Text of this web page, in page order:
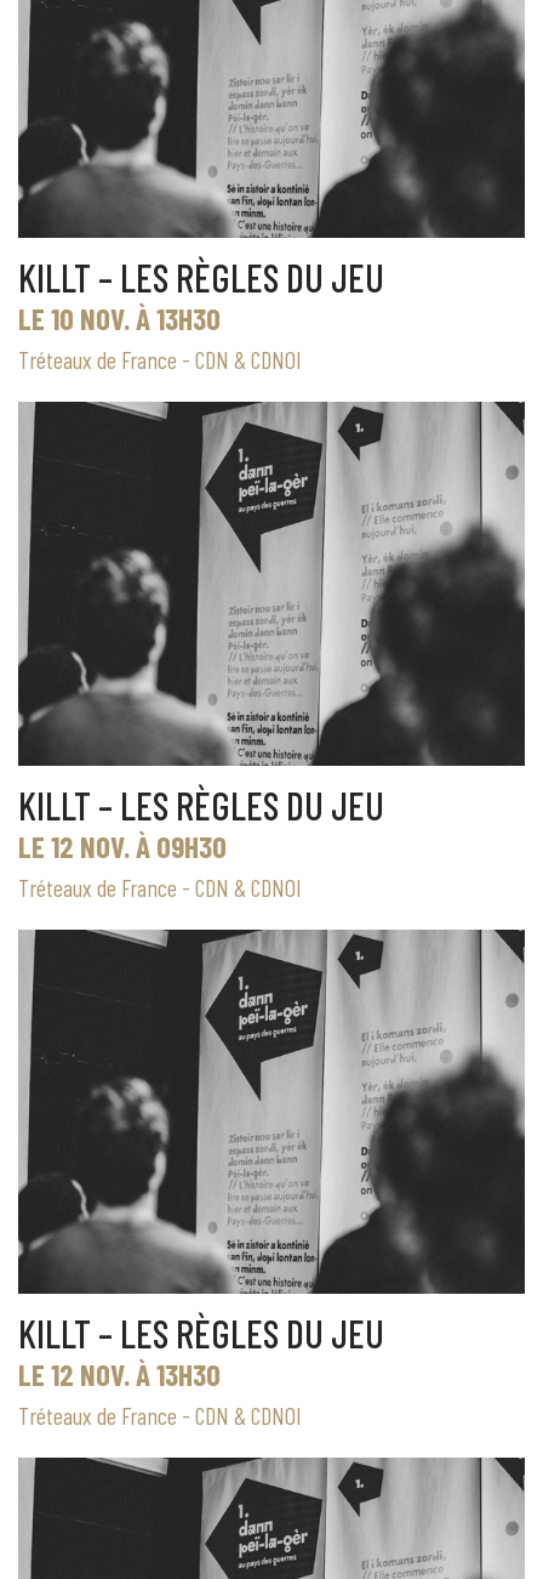
KILLT – LES RÈGLES DU JEU
LE 10 NOV. À 13H30
Tréteaux de France - CDN & CDNOI
KILLT – LES RÈGLES DU JEU
LE 12 NOV. À 09H30
Tréteaux de France - CDN & CDNOI
KILLT – LES RÈGLES DU JEU
LE 12 NOV. À 13H30
Tréteaux de France - CDN & CDNOI